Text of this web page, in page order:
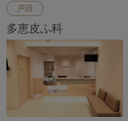
戸田
多恵皮ふ科